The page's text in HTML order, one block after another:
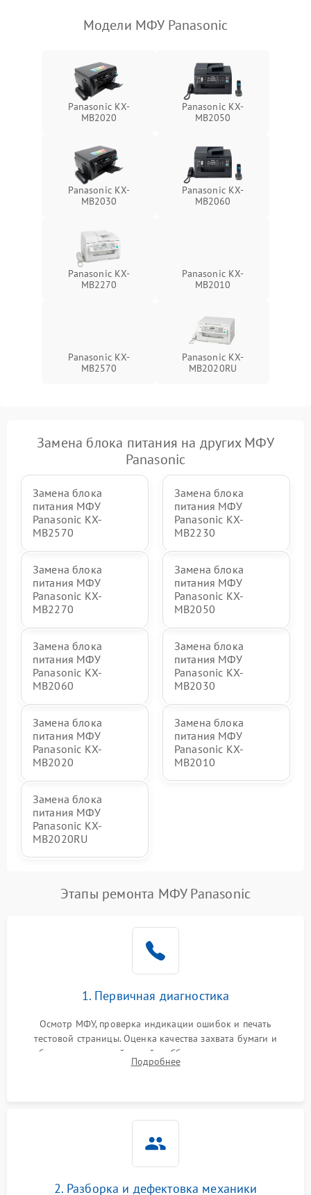
Модели МФУ Panasonic
Panasonic KX-
MB2020
Panasonic KX-
MB2050
Panasonic KX-
MB2030
Panasonic KX-
MB2060
Panasonic KX-
MB2270
Panasonic KX-
MB2010
Panasonic KX-
MB2570
Panasonic KX-
MB2020RU
Замена блока питания на других МФУ
Panasonic
Замена блока
питания МФУ
Panasonic KX-
MB2570
Замена блока
питания МФУ
Panasonic KX-
MB2230
Замена блока
питания МФУ
Panasonic KX-
MB2270
Замена блока
питания МФУ
Panasonic KX-
MB2050
Замена блока
питания МФУ
Panasonic KX-
MB2060
Замена блока
питания МФУ
Panasonic KX-
MB2030
Замена блока
питания МФУ
Panasonic KX-
MB2020
Замена блока
питания МФУ
Panasonic KX-
MB2010
Замена блока
питания МФУ
Panasonic KX-
MB2020RU
Этапы ремонта МФУ Panasonic
1. Первичная диагностика
Осмотр МФУ, проверка индикации ошибок и печать
тестовой страницы. Оценка качества захвата бумаги и
работы сканирующей линейки. Сбор данных о замятиях,
дефектах изображения или посторонних шумах при работе.
Подробнее
2. Разборка и дефектовка механики